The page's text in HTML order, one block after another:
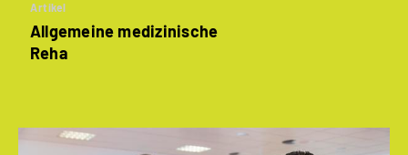
Artikel
Allgemeine medizinische
Reha